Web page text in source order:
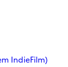
IndieFilm)